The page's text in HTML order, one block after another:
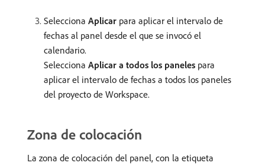
Selecciona Aplicar para aplicar el intervalo de
fechas al panel desde el que se invocó el
calendario.
Selecciona Aplicar a todos los paneles para
aplicar el intervalo de fechas a todos los paneles
del proyecto de Workspace.
Zona de colocación
La zona de colocación del panel, con la etiqueta